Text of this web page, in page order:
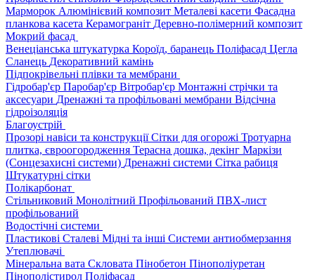
Марморок Алюмінієвий композит Металеві касети Фасадна
планкова касета Керамограніт Деревно-полімерний композит
Мокрий фасад
Венеціанська штукатурка Короїд, баранець Поліфасад Цегла
Сланець Декоративний камінь
Підпокрівельні плівки та мембрани
Гідробар'єр Паробар'єр Вітробар'єр Монтажні стрічки та
аксесуари Дренажні та профільовані мембрани Відсічна
гідроізоляція
Благоустрій
Прозорі навіси та конструкціїСітки для огорожі Тротуарна
плитка, євроогородження Терасна дошка, декінг Маркізи
(Сонцезахисні системи) Дренажні системи Сітка рабиця
Штукатурні сітки
Полікарбонат
Стільниковий Монолітний Профільований ПВХ-лист
профільований
Водостічні системи
Пластикові Сталеві Мідні та інші Системи антиобмерзання
Утеплювачі
Мінеральна вата Скловата Пінобетон Пінополіуретан
Пінополістирол Поліфасад